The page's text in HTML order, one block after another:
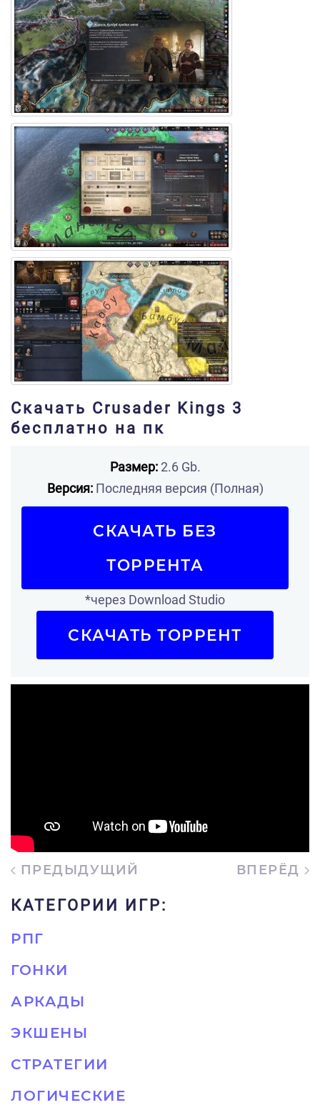
Скачать Crusader Kings 3
бесплатно на пк
Размер:2.6 Gb.
Версия:Последняя версия (Полная)
СКАЧАТЬ БЕЗ
ТОРРЕНТА
*через Download Studio
СКАЧАТЬ ТОРРЕНТ
ПРЕДЫДУЩИЙ ВПЕРЁД
КАТЕГОРИИ ИГР:
РПГ
ГОНКИ
АРКАДЫ
ЭКШЕНЫ
СТРАТЕГИИ
ЛОГИЧЕСКИЕ